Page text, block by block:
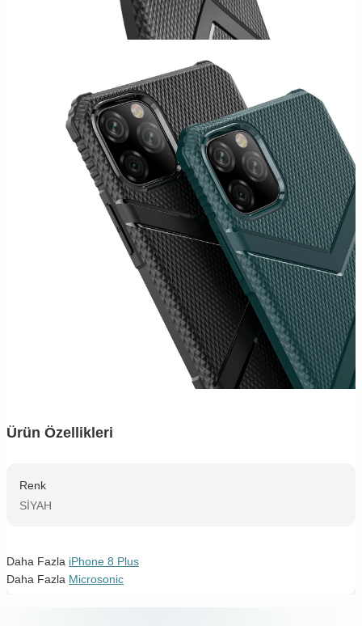
Ürün Özellikleri
Renk
SİYAH
Daha Fazla iPhone 8 Plus
Daha Fazla Microsonic